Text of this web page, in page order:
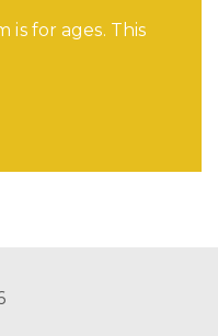
is for ages. This